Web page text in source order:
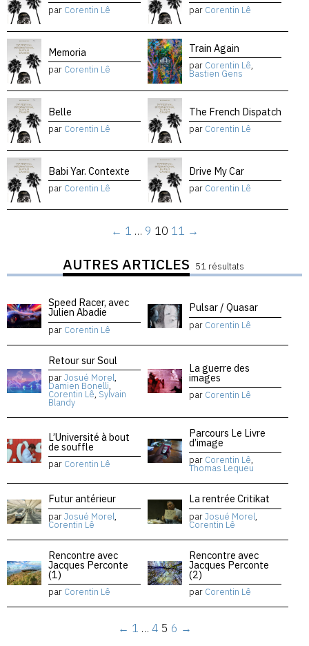
par Corentin Lê par Corentin Lê
Memoria
par Corentin Lê
Train Again
par Corentin Lê,
Bastien Gens
Belle
par Corentin Lê
The French Dispatch
par Corentin Lê
Babi Yar. Contexte
par Corentin Lê
Drive My Car
par Corentin Lê
← 1 … 9 10 11 →
AUTRES ARTICLES 51 résultats
Speed Racer, avec
Julien Abadie
par Corentin Lê
Pulsar / Quasar
par Corentin Lê
Retour sur Soul
parJosué Morel,
Damien Bonelli,
Corentin Lê, Sylvain
Blandy
La guerre des
images
par Corentin Lê
L’Université à bout
de souffle
par Corentin Lê
Parcours Le Livre
d’image
par Corentin Lê,
Thomas Lequeu
Futur antérieur
parJosué Morel,
Corentin Lê
La rentrée Critikat
parJosué Morel,
Corentin Lê
Rencontre avec
Jacques Perconte
(1)
par Corentin Lê
Rencontre avec
Jacques Perconte
(2)
par Corentin Lê
← 1 … 4 5 6 →